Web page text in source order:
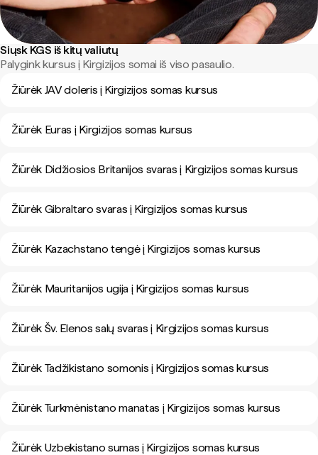
Siųsk KGS iš kitų valiutų
Palygink kursus į Kirgizijos somai iš viso pasaulio.
Žiūrėk JAV doleris į Kirgizijos somas kursus
Žiūrėk Euras į Kirgizijos somas kursus
Žiūrėk Didžiosios Britanijos svaras į Kirgizijos somas kursus
Žiūrėk Gibraltaro svaras į Kirgizijos somas kursus
Žiūrėk Kazachstano tengė į Kirgizijos somas kursus
Žiūrėk Mauritanijos ugija į Kirgizijos somas kursus
Žiūrėk Šv. Elenos salų svaras į Kirgizijos somas kursus
Žiūrėk Tadžikistano somonis į Kirgizijos somas kursus
Žiūrėk Turkmėnistano manatas į Kirgizijos somas kursus
Žiūrėk Uzbekistano sumas į Kirgizijos somas kursus